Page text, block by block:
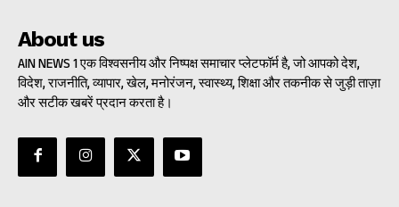
About us
AIN NEWS 1 एक विश्वसनीय और निष्पक्ष समाचार प्लेटफॉर्म है, जो आपको देश,
विदेश, राजनीति, व्यापार, खेल, मनोरंजन, स्वास्थ्य, शिक्षा और तकनीक से जुड़ी ताज़ा
और सटीक खबरें प्रदान करता है।